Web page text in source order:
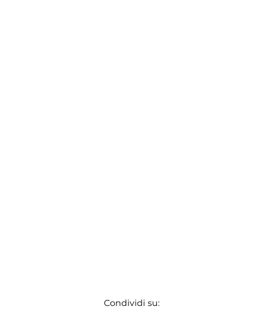
Condividi su: